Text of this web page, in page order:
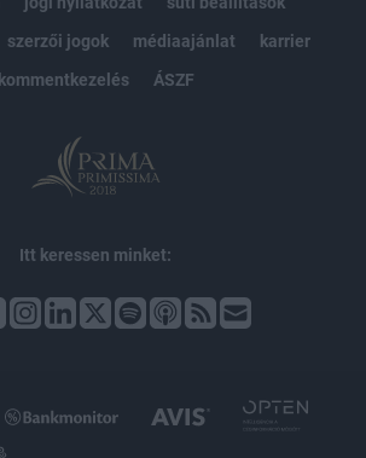
szerzői jogok médiaajánlat
karrier
kommentkezelés
ÁSZF
Itt keressen minket: